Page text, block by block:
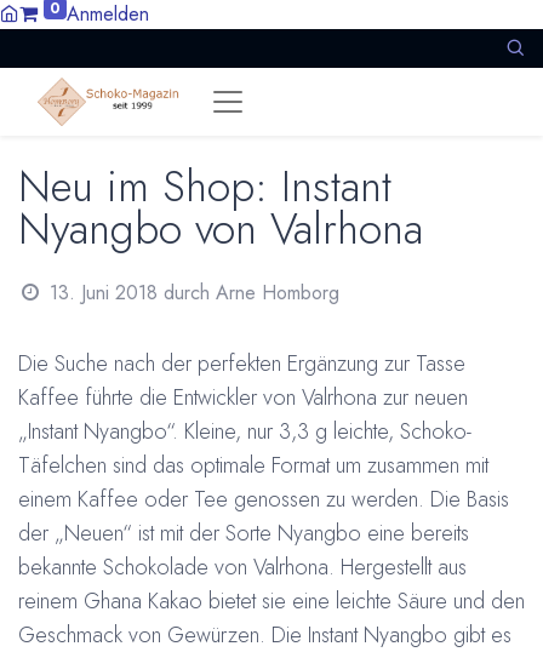
0 Anmelden
Neu im Shop: Instant
Nyangbo von Valrhona
13. Juni 2018 durch Arne Homborg
Die Suche nach der perfekten Ergänzung zur Tasse
Kaffee führte die Entwickler von Valrhona zur neuen
„Instant Nyangbo“. Kleine, nur 3,3 g leichte, Schoko-
Täfelchen sind das optimale Format um zusammen mit
einem Kaffee oder Tee genossen zu werden. Die Basis
der „Neuen“ ist mit der Sorte Nyangbo eine bereits
bekannte Schokolade von Valrhona. Hergestellt aus
reinem Ghana Kakao bietet sie eine leichte Säure und den
Geschmack von Gewürzen. Die Instant Nyangbo gibt es